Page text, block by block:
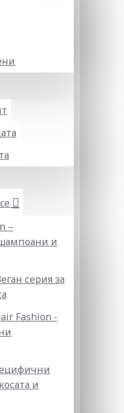
–
и
серия за
Fashion -
и